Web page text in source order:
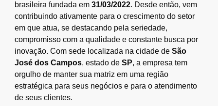
brasileira fundada em 31/03/2022. Desde então, vem
contribuindo ativamente para o crescimento do setor
em que atua, se destacando pela seriedade,
compromisso com a qualidade e constante busca por
inovação. Com sede localizada na cidade de São
José dos Campos, estado de SP, a empresa tem
orgulho de manter sua matriz em uma região
estratégica para seus negócios e para o atendimento
de seus clientes.